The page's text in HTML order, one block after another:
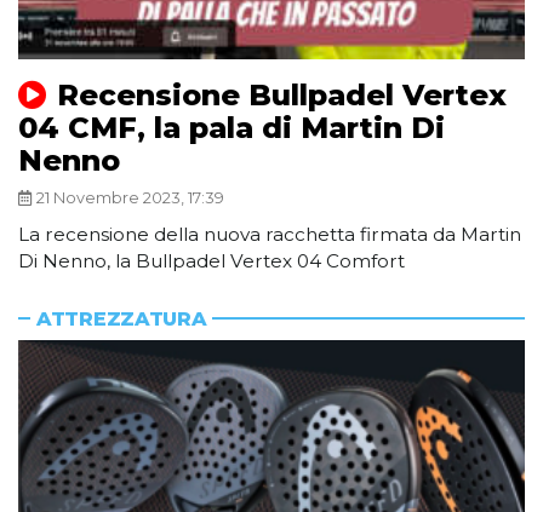
Recensione Bullpadel Vertex
04 CMF, la pala di Martin Di
Nenno
21 Novembre 2023, 17:39
La recensione della nuova racchetta firmata da Martin
Di Nenno, la Bullpadel Vertex 04 Comfort
ATTREZZATURA